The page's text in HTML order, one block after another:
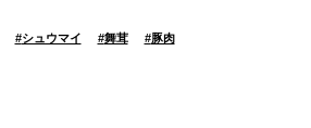
#シュウマイ #舞茸 #豚肉